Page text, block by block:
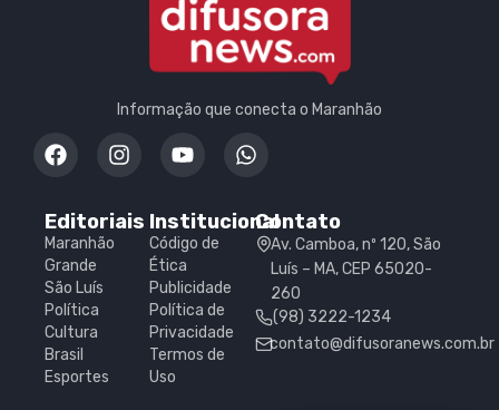
Informação que conecta o Maranhão
Editoriais
Maranhão
Grande
São Luís
Política
Cultura
Brasil
Esportes
Institucional
Código de
Ética
Publicidade
Política de
Privacidade
Termos de
Uso
Contato
Av. Camboa, nº 120, São
Luís – MA, CEP 65020-
260
(98) 3222-1234
contato@difusoranews.com.br